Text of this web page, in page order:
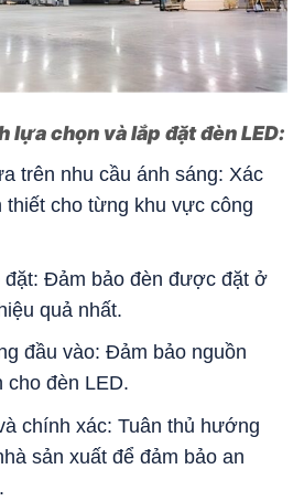
lựa chọn và lắp đặt đèn LED:
trên nhu cầu ánh sáng: Xác
thiết cho từng khu vực công
đặt: Đảm bảo đèn được đặt ở
quả nhất.
đầu vào: Đảm bảo nguồn
cho đèn LED.
chính xác: Tuân thủ hướng
sản xuất để đảm bảo an